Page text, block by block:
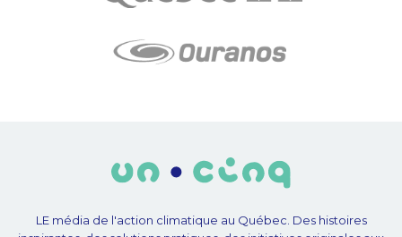
LE média de l'action climatique au Québec. Des histoires